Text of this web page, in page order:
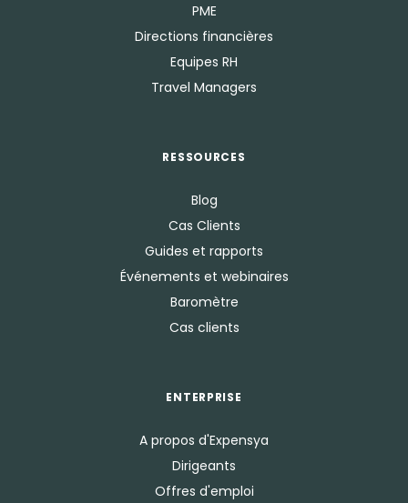
PME
Directions financières
Equipes RH
Travel Managers
RESSOURCES
Blog
Cas Clients
Guides et rapports
Événements et webinaires
Baromètre
Cas clients
ENTERPRISE
A propos d'Expensya
Dirigeants
Offres d'emploi